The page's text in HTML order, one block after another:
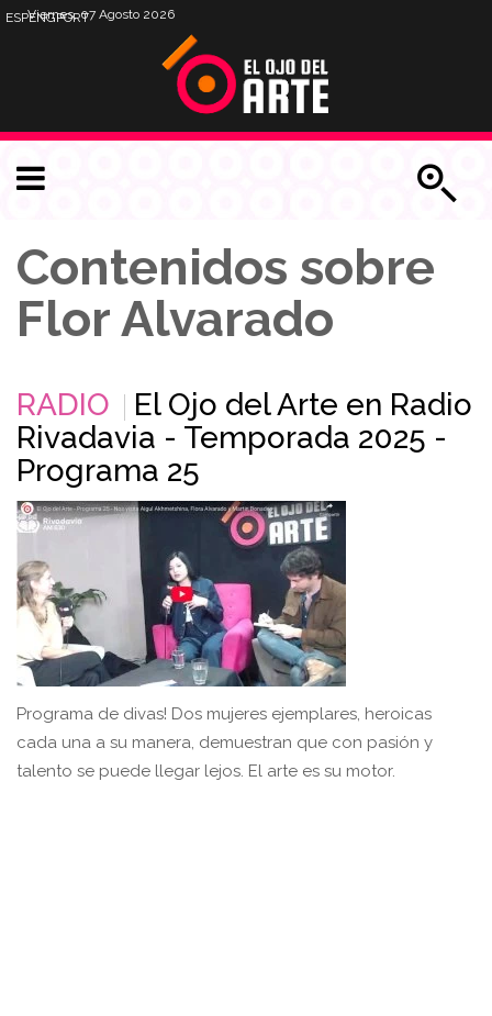
Viernes, 07 Agosto 2026
ESPENGPORT
Contenidos sobre
Flor Alvarado
RADIO
El Ojo del Arte en Radio
Rivadavia - Temporada 2025 -
Programa 25
Programa de divas! Dos mujeres ejemplares, heroicas
cada una a su manera, demuestran que con pasión y
talento se puede llegar lejos. El arte es su motor.